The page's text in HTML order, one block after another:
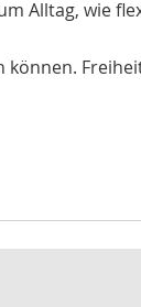
Alltag, wie
können.